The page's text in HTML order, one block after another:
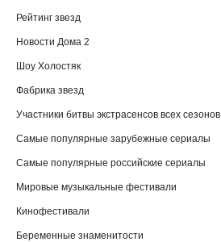
Рейтинг звезд
Новости Дома 2
Шоу Холостяк
Фабрика звезд
Участники битвы экстрасенсов всех сезонов
Самые популярные зарубежные сериалы
Самые популярные российские сериалы
Мировые музыкальные фестивали
Кинофестивали
Беременные знаменитости